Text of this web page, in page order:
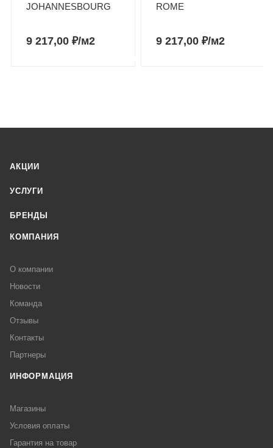
JOHANNESBOURG
9 217,00 ₽/м2
ROME
9 217,00 ₽/м2
АКЦИИ
УСЛУГИ
БРЕНДЫ
КОМПАНИЯ
О компании
Новости
Команда
Отзывы
Контакты
Партнеры
ИНФОРМАЦИЯ
Магазины
Условия оплаты
Гарантия на товар